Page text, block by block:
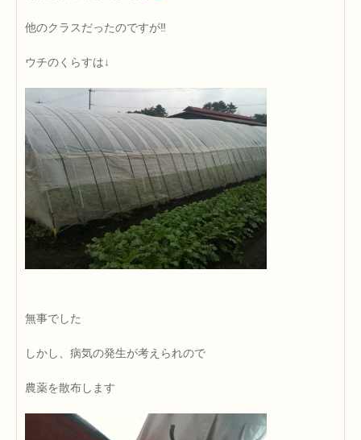
他のクラスだったのですが‼
ウチのくらすは↓
無事でした
しかし、病気の発生が考えられので
農薬を散布します